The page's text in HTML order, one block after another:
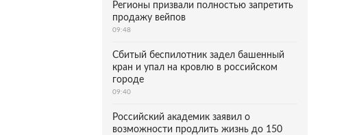
Регионы призвали полностью запретить
продажу вейпов
09:48
Сбитый беспилотник задел башенный
кран и упал на кровлю в российском
городе
09:40
Российский академик заявил о
возможности продлить жизнь до 150